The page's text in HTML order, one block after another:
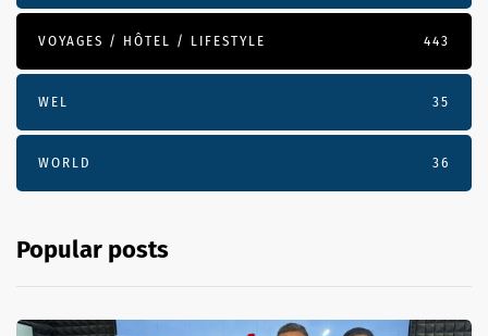
VOYAGES / HÔTEL / LIFESTYLE 443
WEL 35
WORLD 36
Popular posts